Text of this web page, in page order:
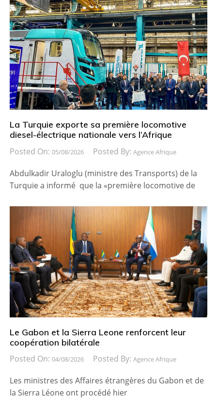
La Turquie exporte sa première locomotive
diesel-électrique nationale vers l’Afrique
Posted On: 05/08/2026 Posted By: Agence Afrique
Abdulkadir Uraloglu (ministre des Transports) de la
Turquie a informé que la «première locomotive de
Le Gabon et la Sierra Leone renforcent leur
coopération bilatérale
Posted On: 04/08/2026 Posted By: Agence Afrique
Les ministres des Affaires étrangères du Gabon et de
la Sierra Léone ont procédé hier